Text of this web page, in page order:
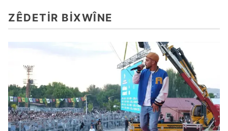
ZÊDETIR BIXWÎNE